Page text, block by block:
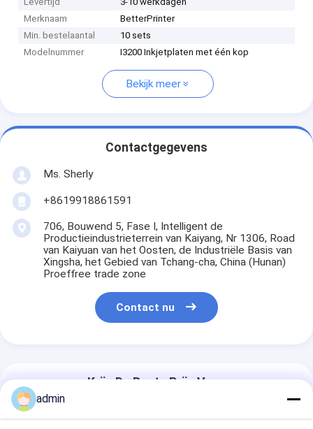
Merknaam
BetterPrinter
Min. bestelaantal
10 sets
Modelnummer
I3200 Inkjetplaten met één kop
Bekijk meer
Contactgegevens
Ms. Sherly
+8619918861591
706, Bouwend 5, Fase I, Intelligent de
Productieindustrieterrein van Kaiyang, Nr 1306, Road
van Kaiyuan van het Oosten, de Industriële Basis van
Xingsha, het Gebied van Tchang-cha, China (Hunan)
Proeffree trade zone
Contact nu
Krijg De Beste Prijs Voor
admin